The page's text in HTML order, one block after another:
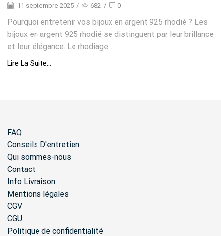
11 septembre 2025 / 682 / 0
Pourquoi entretenir vos bijoux en argent 925 rhodié ? Les
bijoux en argent 925 rhodié se distinguent par leur brillance
et leur élégance. Le rhodiage...
Lire La Suite...
FAQ
Conseils D'entretien
Qui sommes-nous
Contact
Info Livraison
Mentions légales
CGV
CGU
Politique de confidentialité